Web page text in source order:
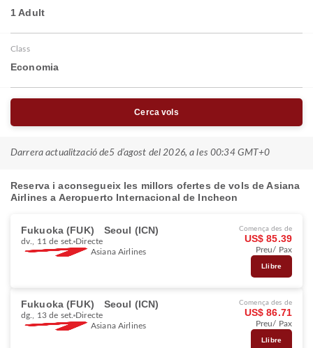
1 Adult
Class
Economia
Cerca vols
Darrera actualització de5 d’agost del 2026, a les 00:34 GMT+0
Reserva i aconsegueix les millors ofertes de vols de Asiana
Airlines a Aeropuerto Internacional de Incheon
Fukuoka (FUK) Seoul (ICN)
dv., 11 de set. Directe
Asiana Airlines
Comença des de
US$ 85.39
Preu/ Pax
Llibre
Fukuoka (FUK) Seoul (ICN)
dg., 13 de set. Directe
Asiana Airlines
Comença des de
US$ 86.71
Preu/ Pax
Llibre